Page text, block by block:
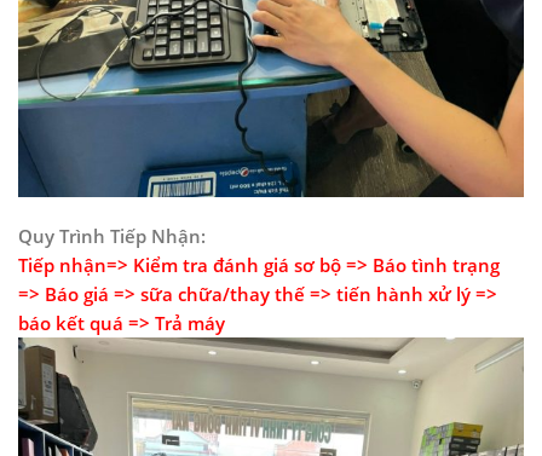
Quy Trình Tiếp Nhận:
Tiếp nhận=> Kiểm tra đánh giá sơ bộ => Báo tình trạng
=> Báo giá => sữa chữa/thay thế => tiến hành xử lý =>
báo kết quá => Trả máy